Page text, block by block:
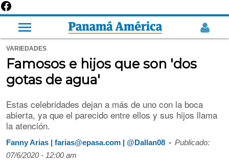
VARIEDADES
Famosos e hijos que son 'dos
gotas de agua'
Estas celebridades dejan a más de uno con la boca
abierta, ya que el parecido entre ellos y sus hijos llama
la atención.
Fanny Arias | farias@epasa.com | @Dallan08 - Publicado:
07/6/2020 - 12:00 am